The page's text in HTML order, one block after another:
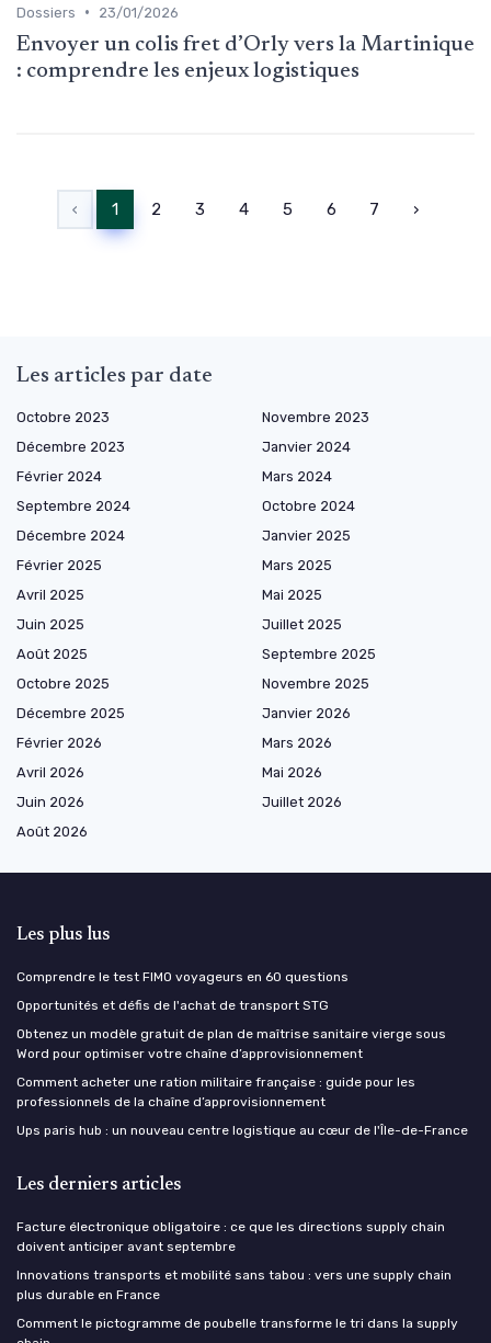
Dossiers • 23/01/2026
Envoyer un colis fret d’Orly vers la Martinique
: comprendre les enjeux logistiques
‹ 1 2 3 4 5 6 7 ›
Les articles par date
Octobre 2023
Novembre 2023
Décembre 2023
Janvier 2024
Février 2024
Mars 2024
Septembre 2024
Octobre 2024
Décembre 2024
Janvier 2025
Février 2025
Mars 2025
Avril 2025
Mai 2025
Juin 2025
Juillet 2025
Août 2025
Septembre 2025
Octobre 2025
Novembre 2025
Décembre 2025
Janvier 2026
Février 2026
Mars 2026
Avril 2026
Mai 2026
Juin 2026
Juillet 2026
Août 2026
Les plus lus
Comprendre le test FIMO voyageurs en 60 questions
Opportunités et défis de l'achat de transport STG
Obtenez un modèle gratuit de plan de maîtrise sanitaire vierge sous
Word pour optimiser votre chaîne d’approvisionnement
Comment acheter une ration militaire française : guide pour les
professionnels de la chaîne d’approvisionnement
Ups paris hub : un nouveau centre logistique au cœur de l'Île-de-France
Les derniers articles
Facture électronique obligatoire : ce que les directions supply chain
doivent anticiper avant septembre
Innovations transports et mobilité sans tabou : vers une supply chain
plus durable en France
Comment le pictogramme de poubelle transforme le tri dans la supply